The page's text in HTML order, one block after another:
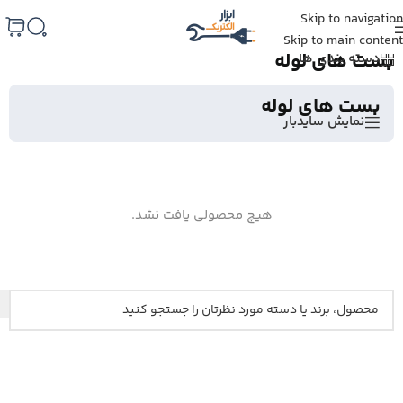
Skip to navigation
Skip to main content
خانه/لوله برق و سینی کابل بست های لوله
بست های لوله
دسته بندی ها
بست های لوله
نمایش سایدبار
هیچ محصولی یافت نشد.